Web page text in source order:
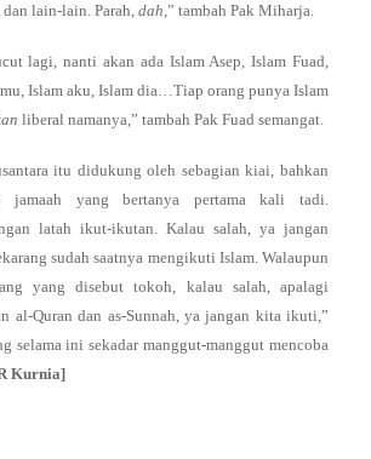
lain-lain. Parah, dah,” tambah Pak Miharja.
lagi, nanti akan ada Islam Asep, Islam Fuad,
Islam aku, Islam dia…Tiap orang punya Islam
liberal namanya,” tambah Pak Fuad semangat.
itu didukung oleh sebagian kiai, bahkan
jamaah yang bertanya pertama kali tadi.
latah ikut-ikutan. Kalau salah, ya jangan
sudah saatnya mengikuti Islam. Walaupun
yang disebut tokoh, kalau salah, apalagi
al-Quran dan as-Sunnah, ya jangan kita ikuti,”
selama ini sekadar manggut-manggut mencoba
Kurnia]